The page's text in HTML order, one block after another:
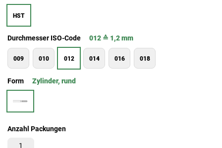
HST
Durchmesser ISO-Code 012 ≙ 1,2 mm
009 010 012 014 016 018
Form Zylinder, rund
Anzahl Packungen